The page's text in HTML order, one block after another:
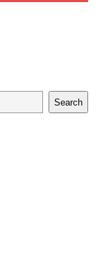
Search